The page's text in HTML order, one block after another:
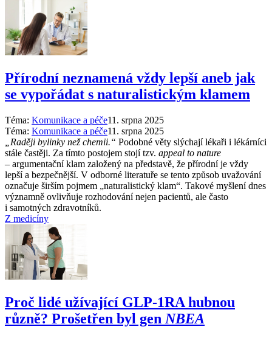
Přírodní neznamená vždy lepší aneb jak
se vypořádat s naturalistickým klamem
Téma: Komunikace a péče11. srpna 2025
Téma: Komunikace a péče11. srpna 2025
„Raději bylinky než chemii.“ Podobné věty slýchají lékaři i lékárníci
stále častěji. Za tímto postojem stojí tzv. appeal to nature
–⁠ argumentační klam založený na představě, že přírodní je vždy
lepší a bezpečnější. V odborné literatuře se tento způsob uvažování
označuje širším pojmem „naturalistický klam“. Takové myšlení dnes
významně ovlivňuje rozhodování nejen pacientů, ale často
i samotných zdravotníků.
Z medicíny
Proč lidé užívající GLP-1RA hubnou
různě? Prošetřen byl gen NBEA